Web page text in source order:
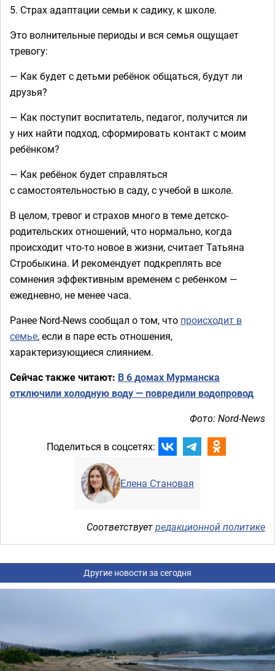
5. Страх адаптации семьи к садику, к школе.
Это волнительные периоды и вся семья ощущает
тревогу:
— Как будет с детьми ребёнок общаться, будут ли
друзья?
— Как поступит воспитатель, педагог, получится ли
у них найти подход, сформировать контакт с моим
ребёнком?
— Как ребёнок будет справляться
с самостоятельностью в саду, с учебой в школе.
В целом, тревог и страхов много в теме детско-
родительских отношений, что нормально, когда
происходит что-то новое в жизни, считает Татьяна
Стробыкина. И рекомендует подкреплять все
сомнения эффективным временем с ребенком —
ежедневно, не менее часа.
Ранее Nord-News сообщал о том, что происходит в
семье, если в паре есть отношения,
характеризующиеся слиянием.
Сейчас также читают: В 6 домах Мурманска
отключили холодную воду — повредили водопровод
Фото: Nord-News
Поделиться в соцсетях:
Елена Становая
Соответствуетредакционной политике
Другие новости за сегодня